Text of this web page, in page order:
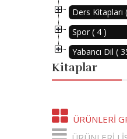
Ders Kitapları
Spor ( 4 )
Yabancı Dil (
Kitaplar
ÜRÜNLERI